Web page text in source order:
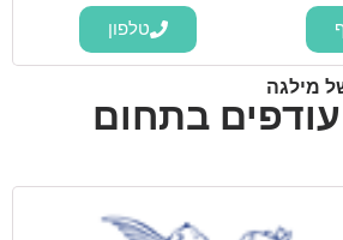
טלפון
מילגה
עודפים בתחום